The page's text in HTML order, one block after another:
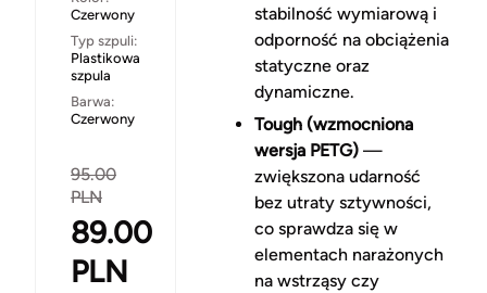
Czerwony
Typ szpuli:
Plastikowa
szpula
Barwa:
Czerwony
95.00
PLN
89.00
PLN
stabilność wymiarową i
odporność na obciążenia
statyczne oraz
dynamiczne.
Tough (wzmocniona
wersja PETG)—
zwiększona udarność
bez utraty sztywności,
co sprawdza się w
elementach narażonych
na wstrząsy czy